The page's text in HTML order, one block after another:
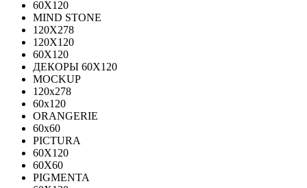
60Х120
MIND STONE
120X278
120Х120
60Х120
ДЕКОРЫ 60Х120
MOCKUP
120х278
60х120
ORANGERIE
60х60
PICTURA
60X120
60X60
PIGMENTA